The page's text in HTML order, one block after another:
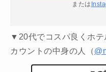
または
▼20代でコスパ良くホテ
カウントの中身の人（